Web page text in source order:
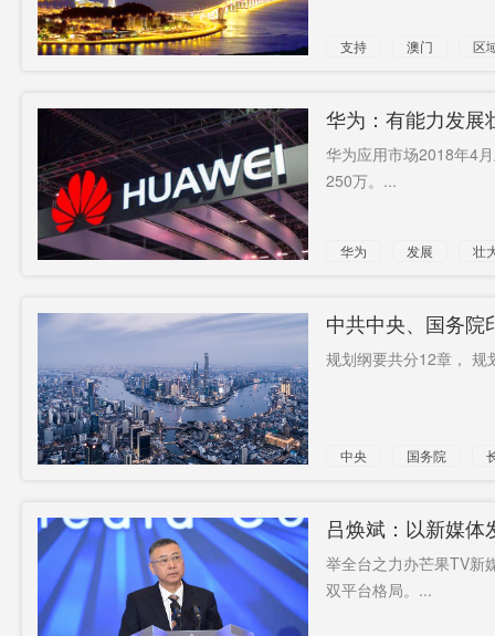
支持 澳门 区
华为：有能力发展
华为应用市场2018年4
250万。...
华为 发展
壮
中共中央、国务院
规划纲要共分12章，
中央 国务院
吕焕斌：以新媒
举全台之力办芒果TV新
双平台格局。...